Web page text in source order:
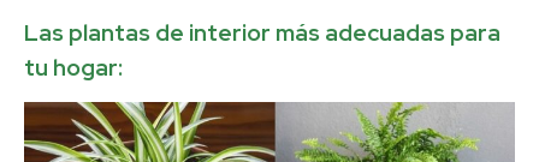
Las plantas de interior más adecuadas para
tu hogar: